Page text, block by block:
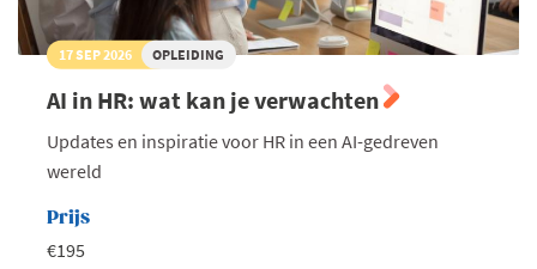
17 SEP 2026 OPLEIDING
AI in HR: wat kan je verwachten
Updates en inspiratie voor HR in een AI-gedreven
wereld
Prijs
€195